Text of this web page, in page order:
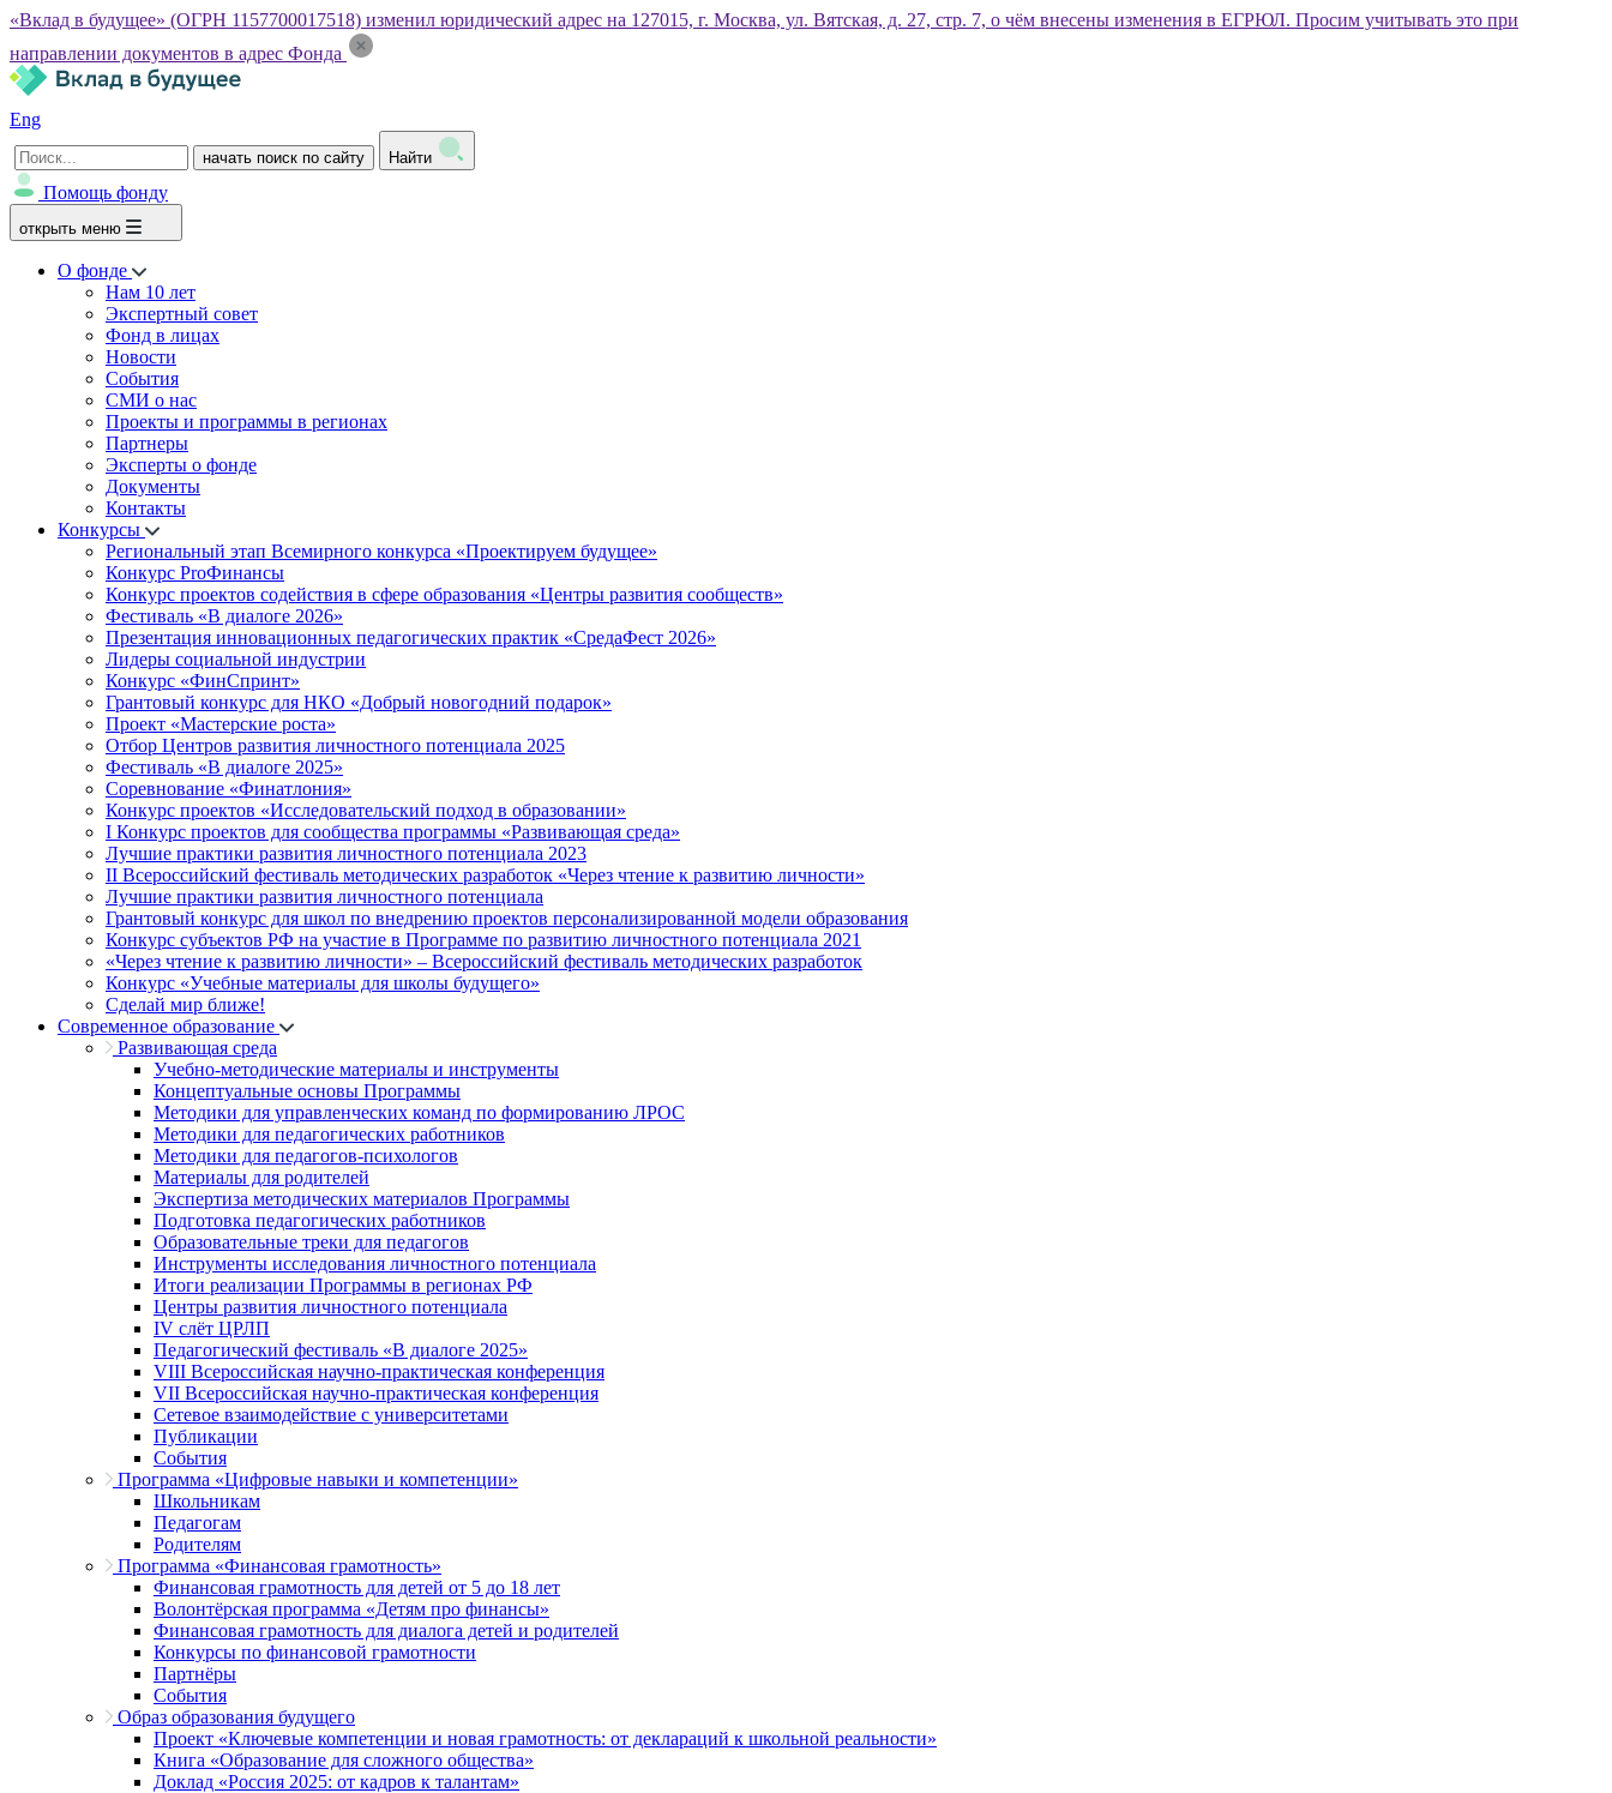
«Вклад в будущее» (ОГРН 1157700017518) изменил юридический адрес на 127015, г. Москва, ул. Вятская, д. 27, стр. 7, о чём внесены изменения в ЕГРЮЛ. Просим учитывать это при
направлении документов в адрес Фонда
Eng
начать поиск по сайту Найти
Помощь фонду
открыть меню
О фонде
Нам 10 лет
Экспертный совет
Фонд в лицах
Новости
События
СМИ о нас
Проекты и программы в регионах
Партнеры
Эксперты о фонде
Документы
Контакты
Конкурсы
Региональный этап Всемирного конкурса «Проектируем будущее»
Конкурс ProФинансы
Конкурс проектов содействия в сфере образования «Центры развития сообществ»
Фестиваль «В диалоге 2026»
Презентация инновационных педагогических практик «СредаФест 2026»
Лидеры социальной индустрии
Конкурс «ФинСпринт»
Грантовый конкурс для НКО «Добрый новогодний подарок»
Проект «Мастерские роста»
Отбор Центров развития личностного потенциала 2025
Фестиваль «В диалоге 2025»
Соревнование «Финатлония»
Конкурс проектов «Исследовательский подход в образовании»
I Конкурс проектов для сообщества программы «Развивающая среда»
Лучшие практики развития личностного потенциала 2023
II Всероссийский фестиваль методических разработок «Через чтение к развитию личности»
Лучшие практики развития личностного потенциала
Грантовый конкурс для школ по внедрению проектов персонализированной модели образования
Конкурс субъектов РФ на участие в Программе по развитию личностного потенциала 2021
«Через чтение к развитию личности» – Всероссийский фестиваль методических разработок
Конкурс «Учебные материалы для школы будущего»
Сделай мир ближе!
Современное образование
Развивающая среда
Учебно-методические материалы и инструменты
Концептуальные основы Программы
Методики для управленческих команд по формированию ЛРОС
Методики для педагогических работников
Методики для педагогов-психологов
Материалы для родителей
Экспертиза методических материалов Программы
Подготовка педагогических работников
Образовательные треки для педагогов
Инструменты исследования личностного потенциала
Итоги реализации Программы в регионах РФ
Центры развития личностного потенциала
IV слёт ЦРЛП
Педагогический фестиваль «В диалоге 2025»
VIII Всероссийская научно-практическая конференция
VII Всероссийская научно-практическая конференция
Сетевое взаимодействие с университетами
Публикации
События
Программа «Цифровые навыки и компетенции»
Школьникам
Педагогам
Родителям
Программа «Финансовая грамотность»
Финансовая грамотность для детей от 5 до 18 лет
Волонтёрская программа «Детям про финансы»
Финансовая грамотность для диалога детей и родителей
Конкурсы по финансовой грамотности
Партнёры
События
Образ образования будущего
Проект «Ключевые компетенции и новая грамотность: от деклараций к школьной реальности»
Книга «Образование для сложного общества»
Доклад «Россия 2025: от кадров к талантам»